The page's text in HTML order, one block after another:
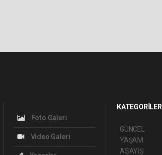
Foto Galeri
Video Galeri
KATEGORİLER
GÜNCEL
YAŞAM
ASAYİŞ